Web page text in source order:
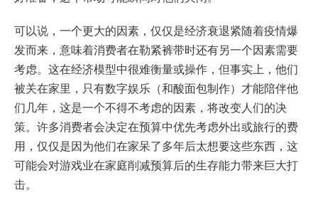
可以说，一个更大的因素，仅仅是经济衰退紧随着疫情爆
发而来，意味着消费者在勒紧裤带时还有另一个因素需要
考虑。这在经济模型中很难衡量或操作，但事实上，他们
被关在家里，只有数字娱乐（和酸面包制作）才能陪伴他
们几年，这是一个不得不考虑的因素，将改变人们的决
策。许多消费者会决定在预算中优先考虑外出或旅行的费
用，仅仅是因为他们在家呆了多年后太想要这些东西，这
可能会对游戏业在家庭削减预算后的生存能力带来巨大打
击。